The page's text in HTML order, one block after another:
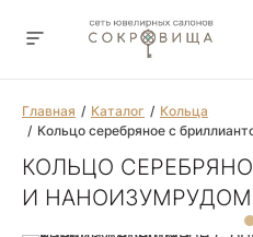
Главная Каталог
Кольца
Кольцо серебряное с
КОЛЬЦО
И НАНОИЗУМРУДОМ